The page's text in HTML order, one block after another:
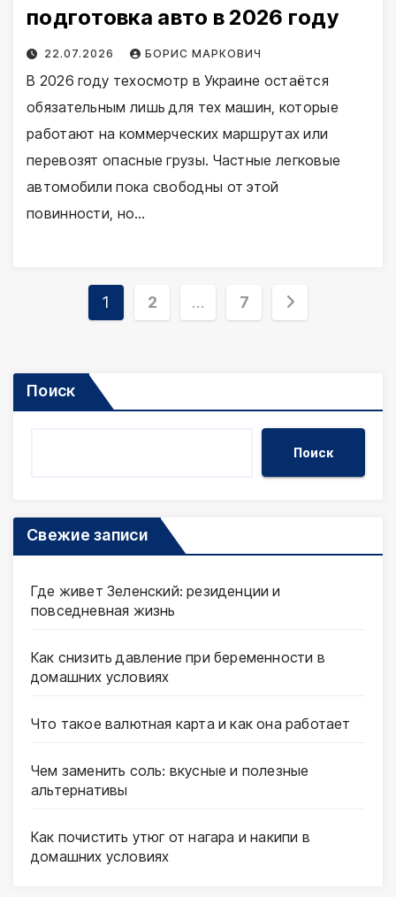
подготовка авто в 2026 году
22.07.2026 БОРИС МАРКОВИЧ
В 2026 году техосмотр в Украине остаётся
обязательным лишь для тех машин, которые
работают на коммерческих маршрутах или
перевозят опасные грузы. Частные легковые
автомобили пока свободны от этой
повинности, но…
Пагинация
1 2 … 7
Поиск
Поиск
Свежие записи
Где живет Зеленский: резиденции и
повседневная жизнь
Как снизить давление при беременности в
домашних условиях
Что такое валютная карта и как она работает
Чем заменить соль: вкусные и полезные
альтернативы
Как почистить утюг от нагара и накипи в
домашних условиях